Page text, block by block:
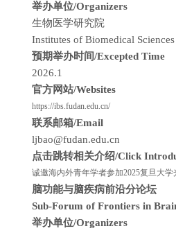
举办单位/Organizers
生物医学研究院
Institutes of Biomedical Sciences
预期举办时间/Excepted Time
2026.1
官方网站/Websites
https://ibs.fudan.edu.cn/
联系邮箱/Email
ljbao@fudan.edu.cn
点击跳转相关介绍/Click
诚邀海内外青年学者参加2025复旦大
脑功能与脑疾病前沿分论坛
Sub-Forum of Frontiers in
举办单位/Organizers